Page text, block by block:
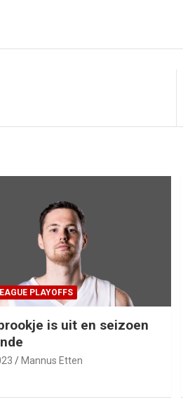
PLAYOFFS
is uit en seizoen
Mannus Etten